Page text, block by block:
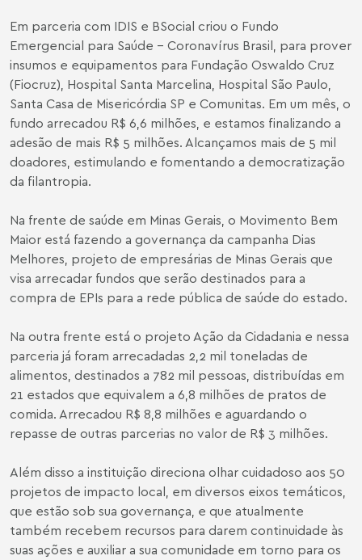
Em parceria com IDIS e BSocial criou o Fundo
Emergencial para Saúde – Coronavírus Brasil, para prover
insumos e equipamentos para Fundação Oswaldo Cruz
(Fiocruz), Hospital Santa Marcelina, Hospital São Paulo,
Santa Casa de Misericórdia SP e Comunitas. Em um mês, o
fundo arrecadou R$ 6,6 milhões, e estamos finalizando a
adesão de mais R$ 5 milhões. Alcançamos mais de 5 mil
doadores, estimulando e fomentando a democratização
da filantropia.
Na frente de saúde em Minas Gerais, o Movimento Bem
Maior está fazendo a governança da campanha Dias
Melhores, projeto de empresárias de Minas Gerais que
visa arrecadar fundos que serão destinados para a
compra de EPIs para a rede pública de saúde do estado.
Na outra frente está o projeto Ação da Cidadania e nessa
parceria já foram arrecadadas 2,2 mil toneladas de
alimentos, destinados a 782 mil pessoas, distribuídas em
21 estados que equivalem a 6,8 milhões de pratos de
comida. Arrecadou R$ 8,8 milhões e aguardando o
repasse de outras parcerias no valor de R$ 3 milhões.
Além disso a instituição direciona olhar cuidadoso aos 50
projetos de impacto local, em diversos eixos temáticos,
que estão sob sua governança, e que atualmente
também recebem recursos para darem continuidade às
suas ações e auxiliar a sua comunidade em torno para os